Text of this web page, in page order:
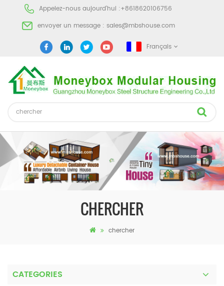
Appelez-nous aujourd'hui :+8618620106756
envoyer un message : sales@mbshouse.com
Français
CHERCHER
chercher
CATEGORIES